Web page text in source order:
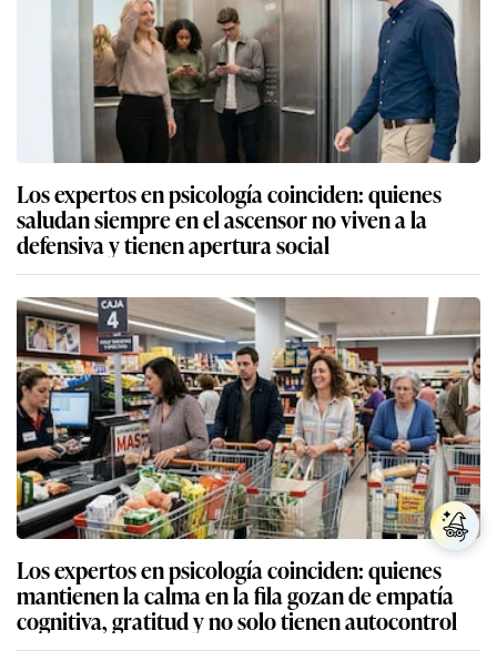
Los expertos en psicología coinciden: quienes
saludan siempre en el ascensor no viven a la
defensiva y tienen apertura social
Los expertos en psicología coinciden: quienes
mantienen la calma en la fila gozan de empatía
cognitiva, gratitud y no solo tienen autocontrol